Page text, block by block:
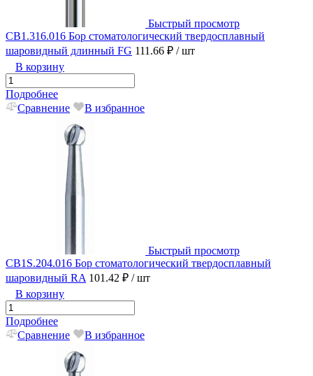
Быстрый просмотр
CB1.316.016 Бор стоматологический твердосплавный
шаровидный длинный FG 111.66 ₽ / шт
В корзину
Подробнее
Сравнение
В избранное
Быстрый просмотр
CB1S.204.016 Бор стоматологический твердосплавный
шаровидный RA 101.42 ₽ / шт
В корзину
Подробнее
Сравнение
В избранное